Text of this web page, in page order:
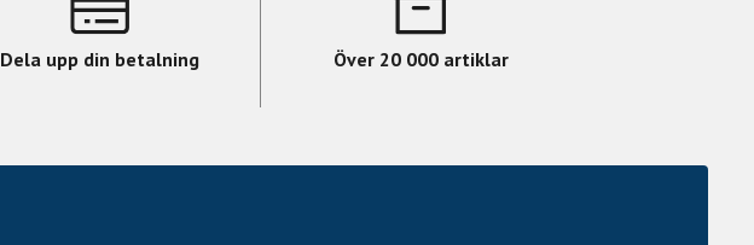
Dela upp din betalning Över 20 000 artiklar